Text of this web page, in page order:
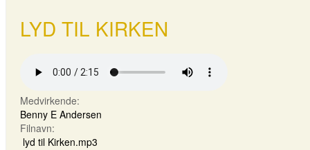
LYD TIL KIRKEN
Medvirkende:
Benny E Andersen
Filnavn:
lyd til Kirken.mp3